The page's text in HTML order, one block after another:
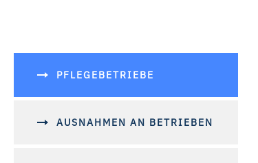
PFLEGEBETRIEBE
AUSNAHMEN AN BETRIEBEN